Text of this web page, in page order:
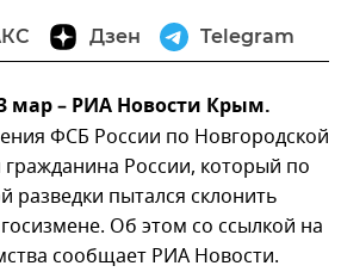
Дзен Telegram
– РИА Новости Крым.
ФСБ России по Новгородской
России, который по
разведки пытался склонить
Об этом со ссылкой на
сообщает РИА Новости.